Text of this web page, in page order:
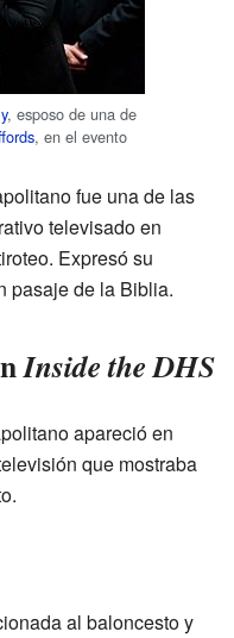
, esposo de una de
, en el evento
fue una de las
televisado en
Expresó su
pasaje de la Biblia.
Inside the DHS
apareció en
que mostraba
al baloncesto y